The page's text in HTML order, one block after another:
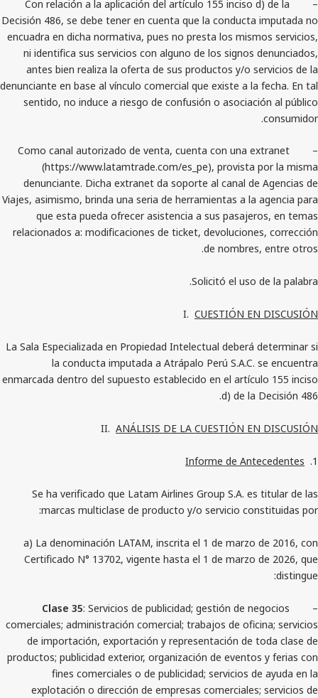
– Con relación a la aplicación del artículo 155 inciso
Decisión 486, se debe tener en cuenta que la
encuadra en dicha normativa, pues no presta los
ni identifica sus servicios con alguno de los
antes bien realiza la oferta de sus productos y/o
denunciante en base al vínculo comercial que existe a
sentido, no induce a riesgo de confusión o
– Como canal autorizado de venta, cuenta con una
(https://www.latamtrade.com/es_pe),
denunciante. Dicha extranet da soporte al canal
Viajes, asimismo, brinda una seria de herramientas a
que esta pueda ofrecer asistencia a sus
relacionados a: modificaciones de ticket,
de
Solicitó el
I.CUESTIÓN
La Sala Especializada en Propiedad Intelectual
la conducta imputada a Atrápalo Perú
enmarcada dentro del supuesto establecido en el
d) de
II. ANÁLISIS DE LA CUESTIÓN
Informe de
Se ha verificado que Latam Airlines Group S.A.
marcas multiclase de producto y/o servicio
a) La denominación LATAM, inscrita el 1 de
Certificado N° 13702, vigente hasta el 1 de
Clase 35 : Servicios de publicidad; gestión de
comerciales; administración comercial; trabajos de
de importación, exportación y representación de
productos; publicidad exterior, organización de
fines comerciales o de publicidad; servicios
explotación o dirección de empresas